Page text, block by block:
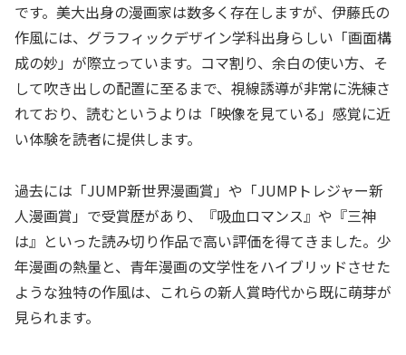
です。美大出身の漫画家は数多く存在しますが、伊藤氏の
作風には、グラフィックデザイン学科出身らしい「画面構
成の妙」が際立っています。コマ割り、余白の使い方、そ
して吹き出しの配置に至るまで、視線誘導が非常に洗練さ
れており、読むというよりは「映像を見ている」感覚に近
い体験を読者に提供します。
過去には「JUMP新世界漫画賞」や「JUMPトレジャー新
人漫画賞」で受賞歴があり、『吸血ロマンス』や『三神
は』といった読み切り作品で高い評価を得てきました。少
年漫画の熱量と、青年漫画の文学性をハイブリッドさせた
ような独特の作風は、これらの新人賞時代から既に萌芽が
見られます。